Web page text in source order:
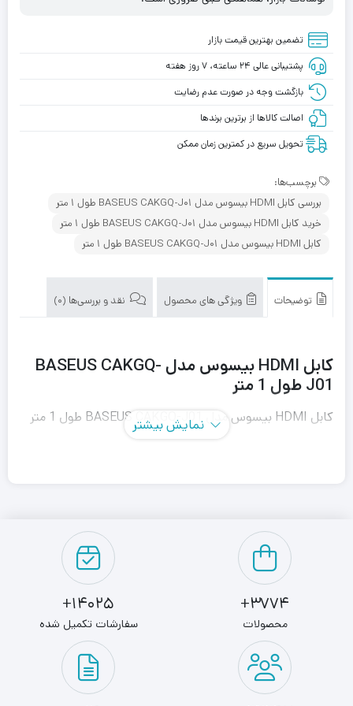
تضمین بهترین قیمت بازار
پشتیبانی عالی ۲۴ ساعته، ۷ روز هفته
بازگشت وجه در صورت عدم رضایت
اصالت کالاها از برترین برندها
تحویل سریع در کمترین زمان ممکن
برچسب‌ها:
بررسی کابل HDMI بیسوس مدل BASEUS CAKGQ-J01 طول 1 متر
خرید کابل HDMI بیسوس مدل BASEUS CAKGQ-J01 طول 1 متر
کابل HDMI بیسوس مدل BASEUS CAKGQ-J01 طول 1 متر
توضیحات ویژگی های محصول نقد و بررسی‌ها (0)
کابل HDMI بیسوس مدل BASEUS CAKGQ-
J01 طول 1 متر
کابل HDMI بیسوس مدل BASEUS CAKGQ-J01 طول 1 متر
بسیاری از خانه‌ها باشد؛ اما همین نوع از کابل‌ها نیز دارای
استانداردهای مختلفی هستند که عملکردشان را تحت تاثیر قرار
کابل HDMI بیسوس مدل BASEUS CAKGQ-J01 طول 1 متر
با در نظر گرفتن استانداردهای مختلف و همچنین استفاده از
مواد اولیه مرغوب، به خوبی می تواند تصاویر و ویدئوها را بدون
نمایش بیشتر
3774+
محصولات
14025+
سفارشات تکمیل شده